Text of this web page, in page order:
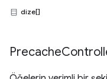
dize[]
Precache